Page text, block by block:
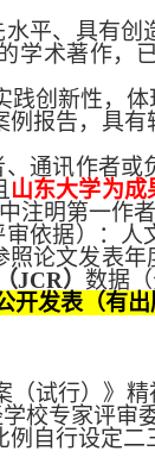
平、具有
学术著作，
创新性，
报告，具
通讯作者或
山东大学为成
注明第一作
依据）：
论文发表
（JCR） 数据
开发表（有
试行）》精
校专家评审
自行设定二